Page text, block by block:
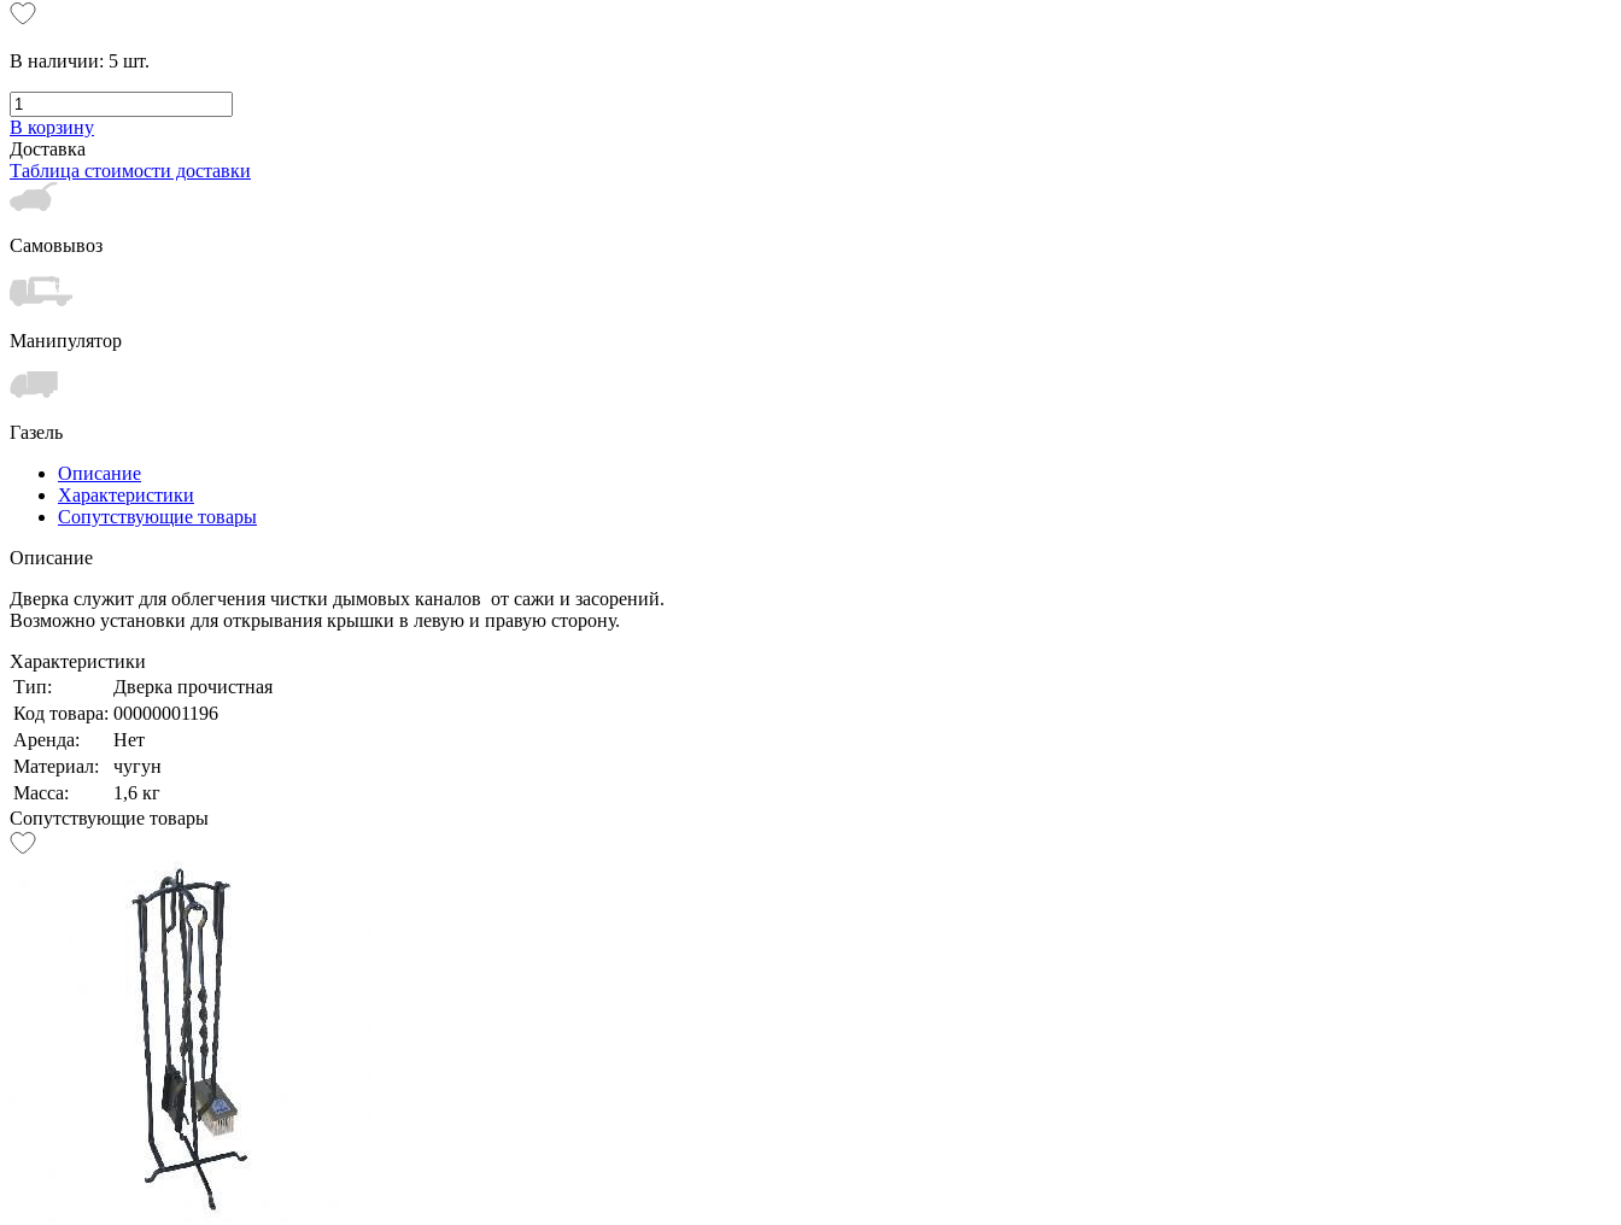
В наличии: 5 шт.
В корзину
Доставка
Таблица стоимости доставки
Самовывоз
Манипулятор
Газель
Описание
Характеристики
Сопутствующие товары
Описание
Дверка служит для облегчения чистки дымовых каналов от сажи и засорений.
Возможно установки для открывания крышки в левую и правую сторону.
Характеристики
Тип:
Дверка прочистная
Код товара: 00000001196
Аренда:
Нет
Материал:
чугун
Масса:
1,6 кг
Сопутствующие товары